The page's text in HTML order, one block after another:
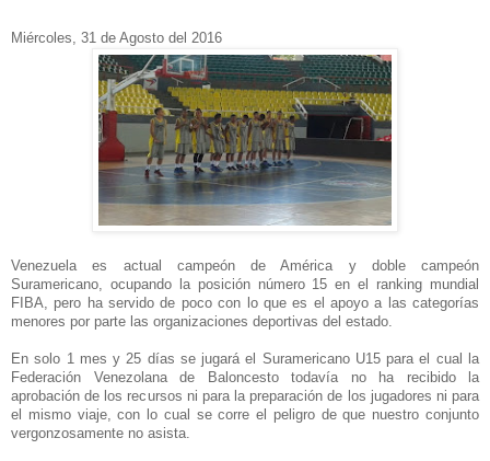
Miércoles , 31 de Agosto del 2016
Venezuela es actual campeón de América y doble campeón
Suramericano, ocupando la posición número 15 en el ranking mundial
FIBA, pero ha servido de poco con lo que es el apoyo a las categorías
menores por parte las organizaciones deportivas del estado.
En solo 1 mes y 25 días se jugará el Suramericano U15 para el cual la
Federación Venezolana de Baloncesto todavía no ha recibido la
aprobación de los recursos ni para la preparación de los jugadores ni para
el mismo viaje, con lo cual se corre el peligro de que nuestro conjunto
vergonzosamente no asista.